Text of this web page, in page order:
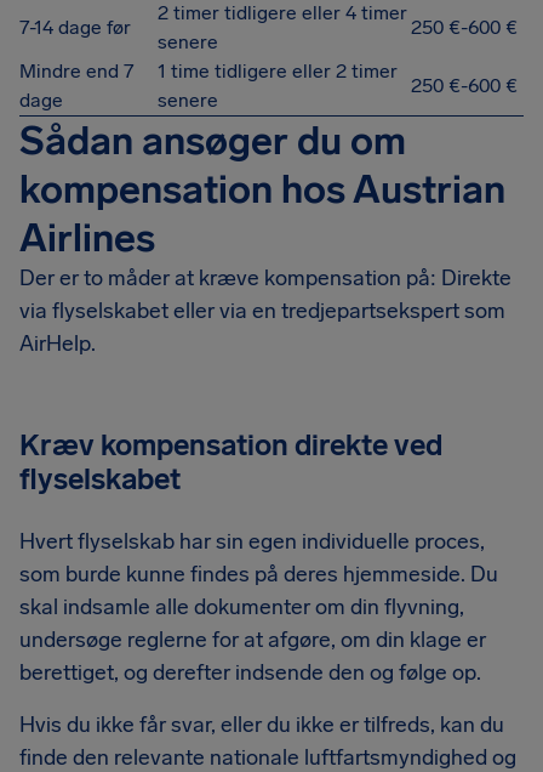
7-14 dage før
2 timer tidligere eller 4 timer
senere
250 €-600 €
Mindre end 7
dage
1 time tidligere eller 2 timer
senere
250 €-600 €
Sådan ansøger du om
kompensation hos Austrian
Airlines
Der er to måder at kræve kompensation på: Direkte
via flyselskabet eller via en tredjepartsekspert som
AirHelp.
Kræv kompensation direkte ved
flyselskabet
Hvert flyselskab har sin egen individuelle proces,
som burde kunne findes på deres hjemmeside. Du
skal indsamle alle dokumenter om din flyvning,
undersøge reglerne for at afgøre, om din klage er
berettiget, og derefter indsende den og følge op.
Hvis du ikke får svar, eller du ikke er tilfreds, kan du
finde den relevante nationale luftfartsmyndighed og